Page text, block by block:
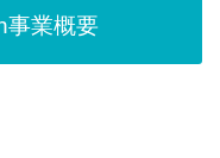
業概要